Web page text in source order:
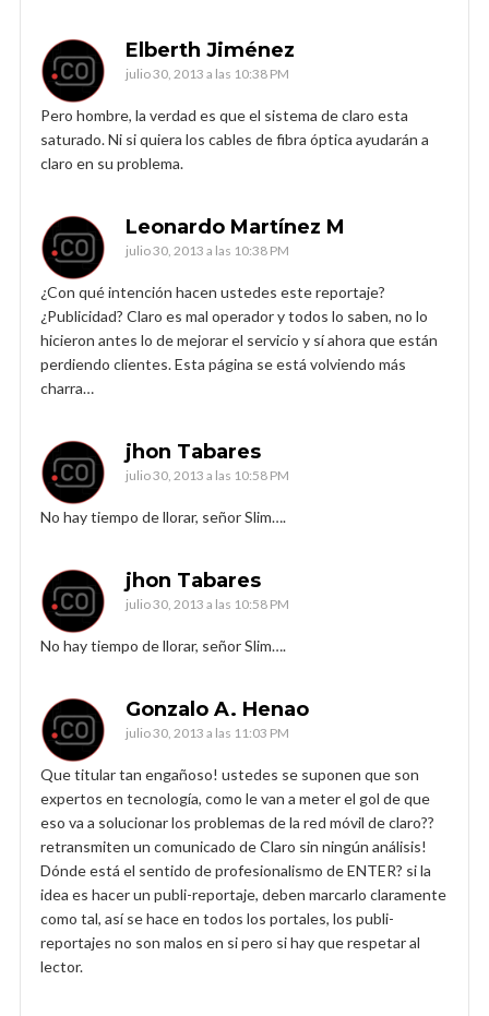
Elberth Jiménez
julio 30, 2013 a las 10:38 PM
Pero hombre, la verdad es que el sistema de claro esta
saturado. Ni si quiera los cables de fibra óptica ayudarán a
claro en su problema.
Leonardo Martínez M
julio 30, 2013 a las 10:38 PM
¿Con qué intención hacen ustedes este reportaje?
¿Publicidad? Claro es mal operador y todos lo saben, no lo
hicieron antes lo de mejorar el servicio y sí ahora que están
perdiendo clientes. Esta página se está volviendo más
charra…
jhon Tabares
julio 30, 2013 a las 10:58 PM
No hay tiempo de llorar, señor Slim….
jhon Tabares
julio 30, 2013 a las 10:58 PM
No hay tiempo de llorar, señor Slim….
Gonzalo A. Henao
julio 30, 2013 a las 11:03 PM
Que titular tan engañoso! ustedes se suponen que son
expertos en tecnología, como le van a meter el gol de que
eso va a solucionar los problemas de la red móvil de claro??
retransmiten un comunicado de Claro sin ningún análisis!
Dónde está el sentido de profesionalismo de ENTER? si la
idea es hacer un publi-reportaje, deben marcarlo claramente
como tal, así se hace en todos los portales, los publi-
reportajes no son malos en si pero si hay que respetar al
lector.